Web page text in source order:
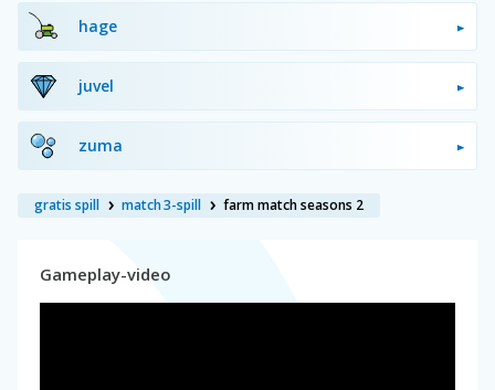
hage
juvel
zuma
gratis spill match 3-spill farm match seasons 2
Gameplay-video